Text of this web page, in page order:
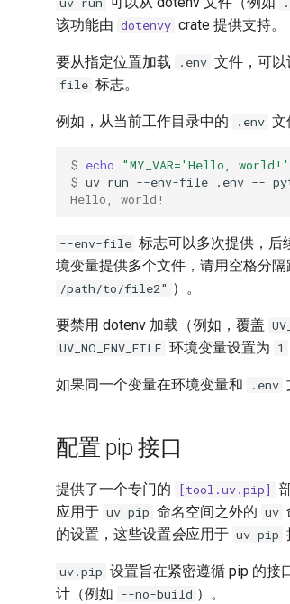
该功能由 dotenvy crate 提供支持。
要从指定位置加载 .env 文件，可以
file 标志。
例如，从当前工作目录中的 .env 文
$ echo "MY_VAR='Hello,
$ uv run --env-file .env --
Hello, world!
--env-file 标志可以多次提供，后
境变量提供多个文件，请用空格分
/path/to/file2" ）。
要禁用 dotenv 加载（例如，覆盖
UV_NO_ENV_FILE 环境变量设置为 1
如果同一个变量在环境变量和 .env
配置 pip 接口
提供了一个专门的 [tool.uv.pip]
应用于 uv pip 命名空间之外的 uv
的设置，这些设置会应用于 uv pip
uv.pip 设置旨在紧密遵循 pip 的接
计（例如 --no-build ）。